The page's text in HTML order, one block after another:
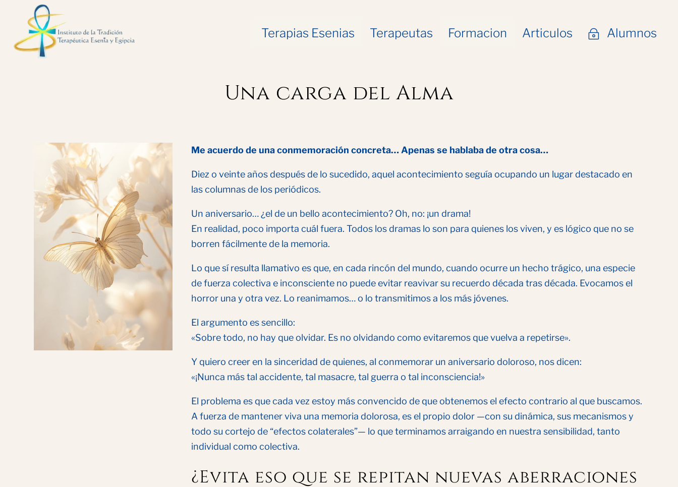
Terapias Esenias Terapeutas Formacion Articulos ~ Alumnos
Una carga del Alma
Me acuerdo de una conmemoración concreta… Apenas se hablaba de otra cosa…
Diez o veinte años después de lo sucedido, aquel acontecimiento seguía ocupando un lugar destacado en
las columnas de los periódicos.
Un aniversario… ¿el de un bello acontecimiento? Oh, no: ¡un drama!
En realidad, poco importa cuál fuera. Todos los dramas lo son para quienes los viven, y es lógico que no se
borren fácilmente de la memoria.
Lo que sí resulta llamativo es que, en cada rincón del mundo, cuando ocurre un hecho trágico, una especie
de fuerza colectiva e inconsciente no puede evitar reavivar su recuerdo década tras década. Evocamos el
horror una y otra vez. Lo reanimamos… o lo transmitimos a los más jóvenes.
El argumento es sencillo:
«Sobre todo, no hay que olvidar. Es no olvidando como evitaremos que vuelva a repetirse».
Y quiero creer en la sinceridad de quienes, al conmemorar un aniversario doloroso, nos dicen:
«¡Nunca más tal accidente, tal masacre, tal guerra o tal inconsciencia!»
El problema es que cada vez estoy más convencido de que obtenemos el efecto contrario al que buscamos.
A fuerza de mantener viva una memoria dolorosa, es el propio dolor —con su dinámica, sus mecanismos y
todo su cortejo de “efectos colaterales”— lo que terminamos arraigando en nuestra sensibilidad, tanto
individual como colectiva.
¿Evita eso que se repitan nuevas aberraciones